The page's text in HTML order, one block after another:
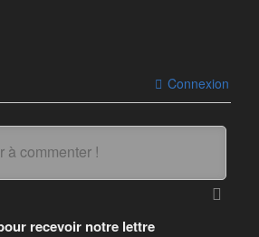
Connexion
recevoir notre lettre